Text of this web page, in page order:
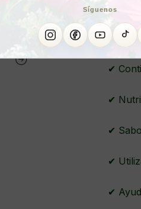
Síguenos
✔
✔
✔
✔
✔
✔